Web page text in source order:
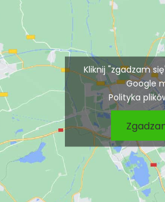
Kliknij "zgadzam
Google
Polityka